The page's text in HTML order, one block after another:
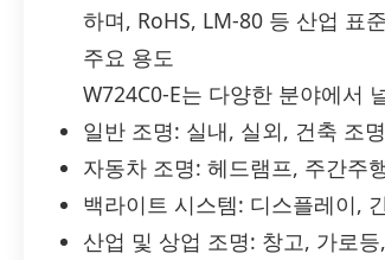
하며, RoHS, LM-80 등 산업 표
주요 용도
W724C0-E는 다양한 분야에서
일반 조명: 실내, 실외, 건축 조명
자동차 조명: 헤드램프, 주간주
백라이트 시스템: 디스플레이,
산업 및 상업 조명: 창고, 가로